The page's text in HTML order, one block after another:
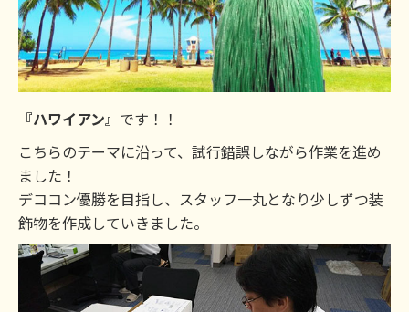
『ハワイアン』 です！！
こちらのテーマに沿って、試行錯誤しながら作業を進め
ました！
デココン優勝を目指し、スタッフ一丸となり少しずつ装
飾物を作成していきました。